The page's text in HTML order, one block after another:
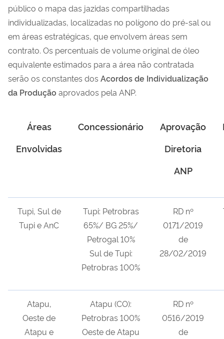
público o mapa das jazidas compartilhadas
individualizadas, localizadas no polígono do pré-sal ou
em áreas estratégicas, que envolvem áreas sem
contrato. Os percentuais de volume original de óleo
equivalente estimados para a área não contratada
serão os constantes dos Acordos de Individualização
da Produção aprovados pela ANP.
Áreas
Envolvidas
Concessionário
Aprovação
Diretoria
ANP
Tupi, Sul de
Tupi e AnC
Tupi: Petrobras
65%/ BG 25%/
Petrogal 10%
Sul de Tupi:
Petrobras 100%
RD nº
0171/2019
de
28/02/2019
Atapu,
Oeste de
Atapu e
Atapu (CO):
Petrobras 100%
Oeste de Atapu
RD nº
0516/2019
de